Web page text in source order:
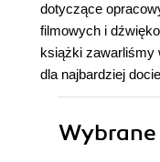
dotyczące
filmowych i
książki zawarliśmy
dla najbardziej